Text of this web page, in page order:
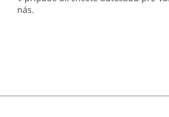
nás.